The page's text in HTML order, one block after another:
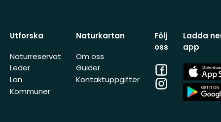
Utforska
Naturreservat
Leder
Län
Kommuner
Naturkartan
Om oss
Guider
Kontaktuppgifter
Följ
oss
Facebook
Instagram
Ladda
app
App
Store
App
Store